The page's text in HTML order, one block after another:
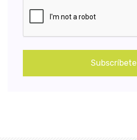
Subscríbete